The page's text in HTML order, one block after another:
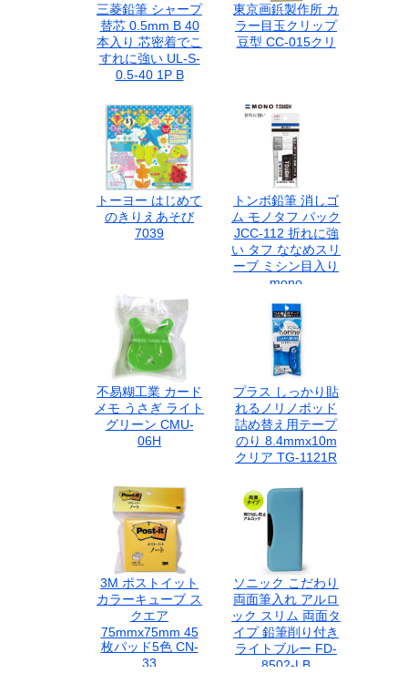
三菱鉛筆 シャープ
替芯 0.5mm B 40
本入り 芯密着でこ
すれに強い UL-S-
0.5-40 1P B
東京画鋲製作所 カ
ラー目玉クリップ
豆型 CC-015クリ
トーヨー はじめて
のきりえあそび
7039
トンボ鉛筆 消しゴ
ム モノタフ パック
JCC-112 折れに強
い タフ ななめスリ
ーブ ミシン目入り
mono
不易糊工業 カード
メモ うさぎ ライト
グリーン CMU-
06H
プラス しっかり貼
れるノリノポッド
詰め替え用テープ
のり 8.4mmx10m
クリア TG-1121R
3M ポストイット
カラーキューブ ス
クエア
75mmx75mm 45
枚パッド5色 CN-
33
ソニック こだわり
両面筆入れ アルロ
ック スリム 両面タ
イプ 鉛筆削り付き
ライトブルー FD-
8502-LB